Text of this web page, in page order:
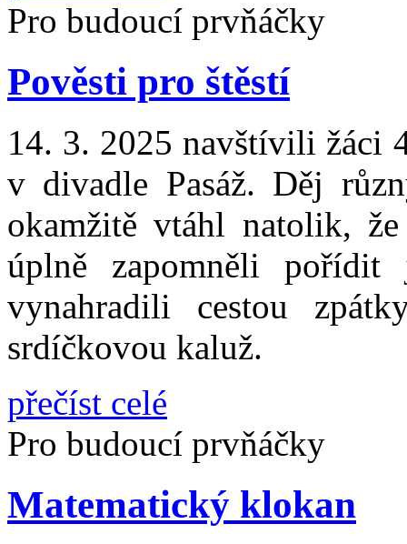
Pro budoucí prvňáčky
Pověsti pro štěstí
14. 3. 2025 navštívili žáci
v divadle Pasáž. Děj
okamžitě vtáhl natolik, že
úplně zapomněli
vynahradili cestou
srdíčkovou kaluž.
přečíst celé
Pro budoucí prvňáčky
Matematický klokan